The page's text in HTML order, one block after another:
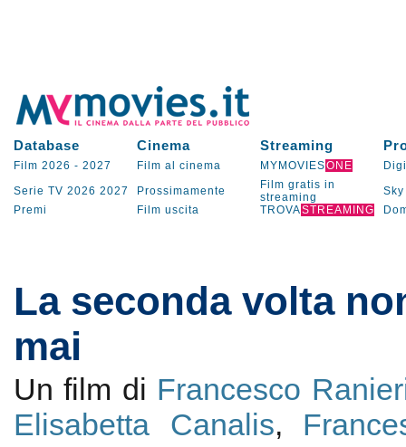
Database Cinema Streaming
Film 2026 - 2027 Film al cinema MYMOVIESONE
Serie TV 2026 2027 Prossimamente
Film gratis in
streaming
Sky
Premi
Film uscita TROVASTREAMING
La seconda volta
mai
Un film di Francesco
Elisabetta Canalis,